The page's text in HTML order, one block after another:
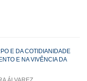
E DA COTIDIANIDADE
E NA VIVÊNCIA DA